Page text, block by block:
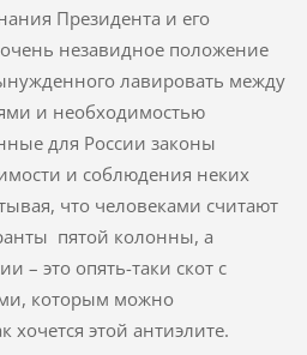
Президента и его
незавидное положение
лавировать между
и необходимостью
для России законы
и соблюдения неких
что человеками считают
пятой колонны, а
– это опять-таки скот с
которым можно
хочется этой антиэлите.